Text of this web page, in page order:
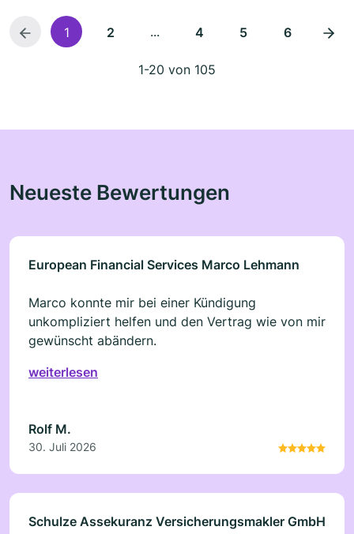
1 2 ... 4 5 6
1-20 von 105
Neueste Bewertungen
European Financial Services Marco Lehmann
Marco konnte mir bei einer Kündigung
unkompliziert helfen und den Vertrag wie von mir
gewünscht abändern.
weiterlesen
Rolf M.
30. Juli 2026
Schulze Assekuranz Versicherungsmakler GmbH